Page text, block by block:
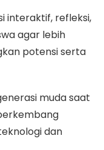
interaktif, refleksi,
agar lebih
potensi serta
muda saat
dan